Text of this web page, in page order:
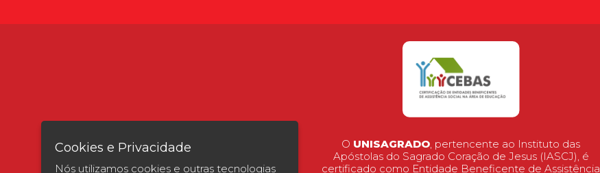
O UNISAGRADO, pertencente ao Instituto das
Apóstolas do Sagrado Coração de Jesus (IASCJ), é
certificado como Entidade Beneficente de Assistência
Cookies e Privacidade
Nós utilizamos cookies e outras tecnologias